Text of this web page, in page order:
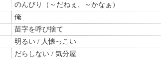
のんびり（～だねぇ、～かなぁ）
俺
苗字を呼び捨て
明るい / 人懐っこい
だらしない / 気分屋